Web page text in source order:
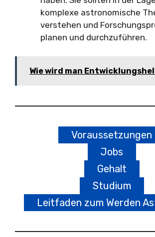
komplexe astronomische
verstehen und
planen und durchzuführen.
Wie wird man
Voraussetzungen
Jobs
Gehalt
Studium
Leitfaden zum Werden